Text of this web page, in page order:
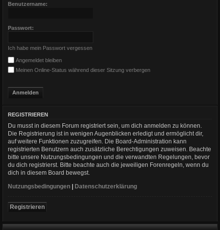
Benutzername:
Passwort:
Ich habe mein Passwort vergessen
Angemeldet bleiben
Meinen Online-Status während dieser Sitzung verbergen
REGISTRIEREN
Du musst in diesem Forum registriert sein, um dich anmelden zu können.
Die Registrierung ist in wenigen Augenblicken erledigt und ermöglicht dir,
auf weitere Funktionen zuzugreifen. Die Board-Administration kann
registrierten Benutzern auch zusätzliche Berechtigungen zuweisen. Beachte
bitte unsere Nutzungsbedingungen und die verwandten Regelungen, bevor
du dich registrierst. Bitte beachte auch die jeweiligen Forenregeln, wenn du
dich in diesem Board bewegst.
Nutzungsbedingungen
Datenschutzerklärung
Registrieren